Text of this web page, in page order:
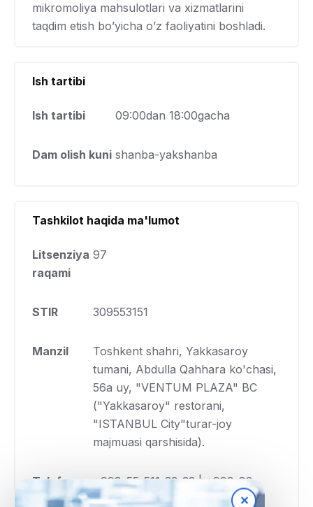
mikromoliya mahsulotlari va xizmatlarini
taqdim etish bo’yicha o’z faoliyatini boshladi.
Ish tartibi
Ish tartibi 09:00dan 18:00gacha
Dam olish kuni shanba-yakshanba
Tashkilot haqida ma'lumot
Litsenziya
raqami
97
STIR 309553151
Manzil
Toshkent shahri, Yakkasaroy
tumani, Abdulla Qahhara ko'chasi,
56a uy, "VENTUM PLAZA" BC
("Yakkasaroy" restorani,
"ISTANBUL City"turar-joy
majmuasi qarshisida).
Telefon
+998-55-511-33-32 | +998-88-
147-00-33
✕